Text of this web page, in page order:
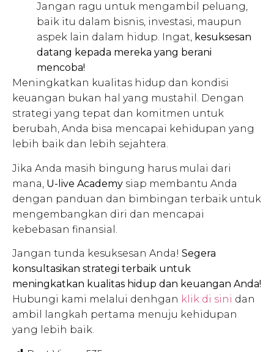
Jangan ragu untuk mengambil peluang,
baik itu dalam bisnis, investasi, maupun
aspek lain dalam hidup. Ingat, kesuksesan
datang kepada mereka yang berani
mencoba!
Meningkatkan kualitas hidup dan kondisi
keuangan bukan hal yang mustahil. Dengan
strategi yang tepat dan komitmen untuk
berubah, Anda bisa mencapai kehidupan yang
lebih baik dan lebih sejahtera.
Jika Anda masih bingung harus mulai dari
mana, U-live Academy siap membantu Anda
dengan panduan dan bimbingan terbaik untuk
mengembangkan diri dan mencapai
kebebasan finansial.
Jangan tunda kesuksesan Anda! Segera
konsultasikan strategi terbaik untuk
meningkatkan kualitas hidup dan keuangan Anda!
Hubungi kami melalui denhgan klik di sini dan
ambil langkah pertama menuju kehidupan
yang lebih baik.